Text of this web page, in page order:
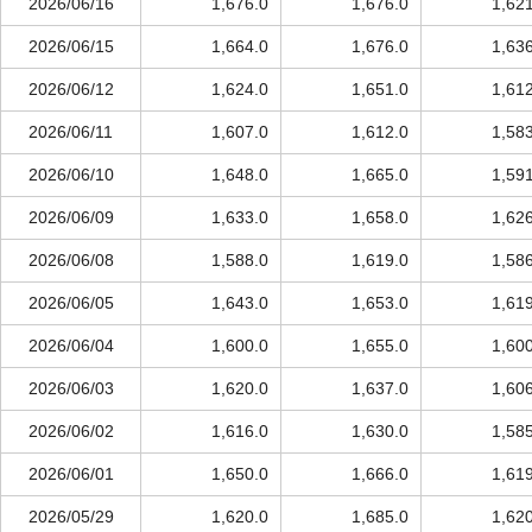
2026/06/15 1,664.0 1,676.0
2026/06/12 1,624.0 1,651.0
2026/06/11 1,607.0 1,612.0
2026/06/10 1,648.0 1,665.0
2026/06/09 1,633.0 1,658.0
2026/06/08 1,588.0 1,619.0
2026/06/05 1,643.0 1,653.0
2026/06/04 1,600.0 1,655.0
2026/06/03 1,620.0 1,637.0
2026/06/02 1,616.0 1,630.0
2026/06/01 1,650.0 1,666.0
2026/05/29 1,620.0 1,685.0